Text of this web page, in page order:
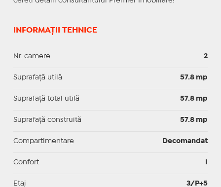
INFORMAȚII TEHNICE
Nr. camere 2
Suprafaţă utilă 57.8 mp
Suprafaţă total utilă 57.8 mp
Suprafaţă construită 57.8 mp
Compartimentare Decomandat
Confort
Etaj 3/P+5